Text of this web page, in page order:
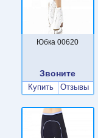
Юбка 00620
Звоните
Купить Отзывы